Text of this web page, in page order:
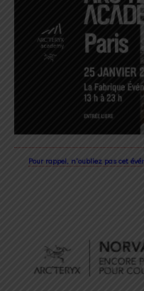
Pour rappel, n’oubliez pas cet